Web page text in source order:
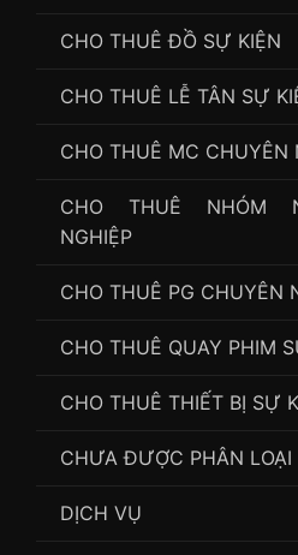
CHO THUÊ ĐỒ SỰ KIỆN
CHO THUÊ LỄ TÂN SỰ
CHO THUÊ MC CHUYÊN
CHO THUÊ NHÓM
NGHIỆP
CHO THUÊ PG CHUYÊN
CHO THUÊ QUAY PHIM
CHO THUÊ THIẾT BỊ SỰ
CHƯA ĐƯỢC PHÂN LOẠI
DỊCH VỤ